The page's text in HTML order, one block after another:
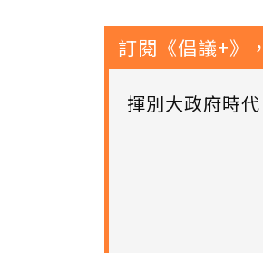
訂閱《倡議+》
揮別大政府時